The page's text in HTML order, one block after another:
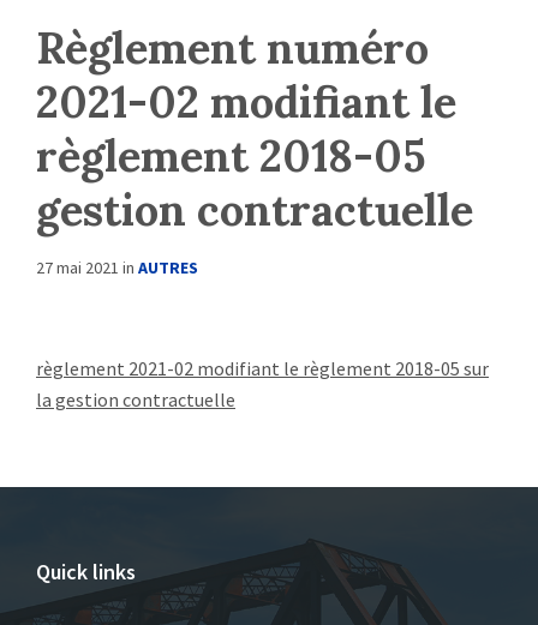
Règlement numéro
2021-02 modifiant le
règlement 2018-05
gestion contractuelle
27 mai 2021 in AUTRES
règlement 2021-02 modifiant le règlement 2018-05 sur
la gestion contractuelle
Quick links